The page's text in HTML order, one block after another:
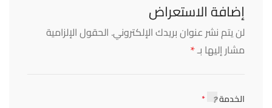
إضافة الاستعراض
لن يتم نشر عنوان بريدك الإلكتروني. الحقول الإلزامية
مشار إليها بـ*
الخدمة